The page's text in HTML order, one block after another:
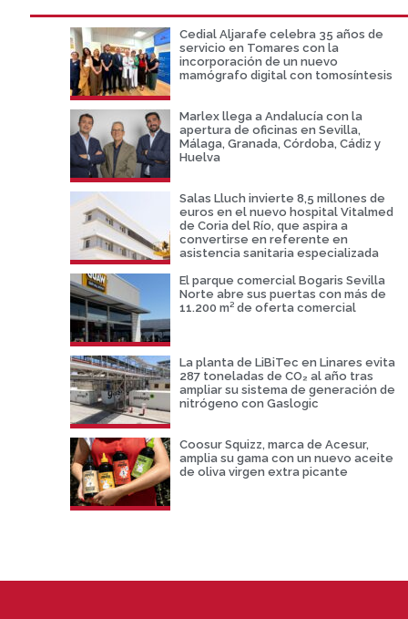
Cedial Aljarafe celebra 35 años de
servicio en Tomares con la
incorporación de un nuevo
mamógrafo digital con tomosíntesis
Marlex llega a Andalucía con la
apertura de oficinas en Sevilla,
Málaga, Granada, Córdoba, Cádiz y
Huelva
Salas Lluch invierte 8,5 millones de
euros en el nuevo hospital Vitalmed
de Coria del Río, que aspira a
convertirse en referente en
asistencia sanitaria especializada
El parque comercial Bogaris Sevilla
Norte abre sus puertas con más de
11.200 m² de oferta comercial
La planta de LiBiTec en Linares evita
287 toneladas de CO₂ al año tras
ampliar su sistema de generación de
nitrógeno con Gaslogic
Coosur Squizz, marca de Acesur,
amplia su gama con un nuevo aceite
de oliva virgen extra picante